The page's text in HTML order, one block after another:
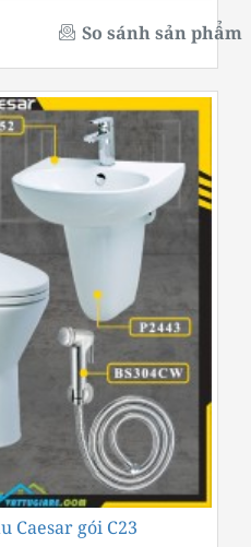
So sánh sản phẩm
Caesar gói C23